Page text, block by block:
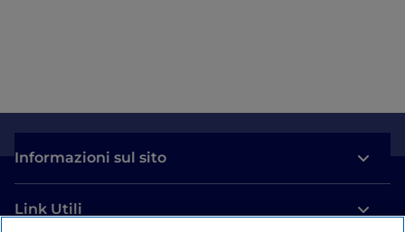
Informazioni sul sito
Link Utili